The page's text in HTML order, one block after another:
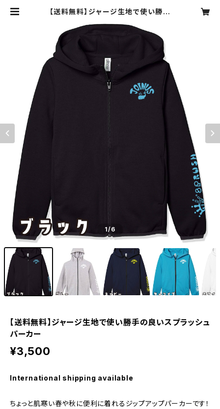
【送料無料】ジャージ生地で使い勝手
ッシュ -SPRUSH-
1/6
【送料無料】ジャージ生地で使い勝手の良いスプラッシュ
パーカー
¥3,500
International shipping available
ちょっと肌寒い春や秋に便利に着れるジップアップパーカーです！